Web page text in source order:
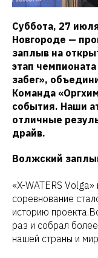
Суббота, 27
Новгороде —
заплыв на
этап
забег»,
Команда
события. Наши
отличные
драйв.
Волжский
«X-WATERS
соревнование
историю
раз и собрал
нашей страны и